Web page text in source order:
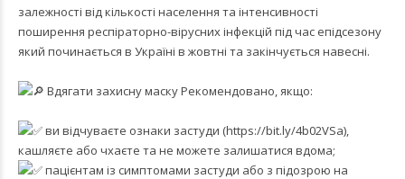
залежності від кількості населення та інтенсивності
поширення респіраторно-вірусних інфекцій під час епідсезону
який починається в Україні в жовтні та закінчується навесні.
Вдягати захисну маску Рекомендовано, якщо:
ви відчуваєте ознаки застуди (https://bit.ly/4b02VSa),
кашляєте або чхаєте та не можете залишатися вдома;
пацієнтам із симптомами застуди або з підозрою на